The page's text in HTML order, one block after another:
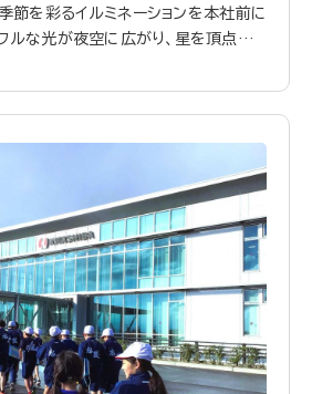
節を彩るイルミネーションを本社前に
ルな光が夜空に広がり、星を頂点にし
来社いただくお客様に、少しでも明る
ば幸いです。 これからも地域
て、皆さまに笑顔をお届けできる取り